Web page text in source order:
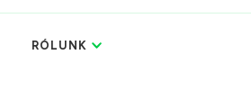
RÓLUNK